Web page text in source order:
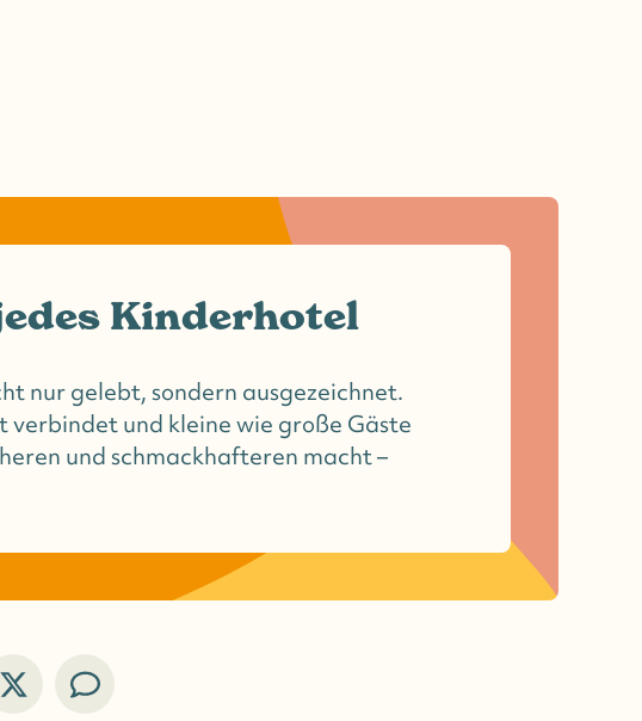
Kinderhotel
nur gelebt, sondern ausgezeichnet.
verbindet und kleine wie große Gäste
und schmackhafteren macht –